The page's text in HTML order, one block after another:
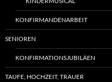
KONFIRMANDENARBEIT
SENIOREN
KONFIRMATIONSJUBILÄEN
TAUFE, HOCHZEIT, TRAUER